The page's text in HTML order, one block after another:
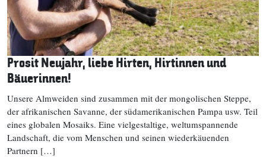
Prosit Neujahr, liebe Hirten, Hirtinnen und
Bäuerinnen!
Unsere Almweiden sind zusammen mit der mongolischen Steppe,
der afrikanischen Savanne, der südamerikanischen Pampa usw. Teil
eines globalen Mosaiks. Eine vielgestaltige, weltumspannende
Landschaft, die vom Menschen und seinen wiederkäuenden
Partnern […]